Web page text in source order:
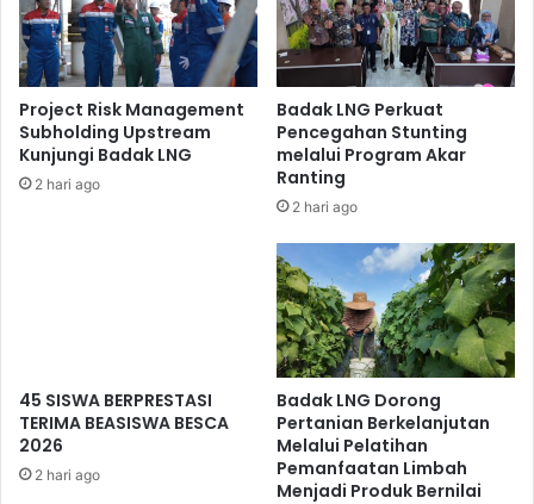
mengajak masyarakat menjaga kesehatan agar tetap bugar.
Busana khas karnaval dari siswa-siswi SMA Vidatra.
Semarak 45 Badak LNG juga dimeriahkan dengan
penampilan busana khas karnaval dari siswa-siswi SMA
Vidatra, serta pameran stan barang dan makanan.
Project Risk Management
Subholding Upstream
Kunjungi Badak LNG
2 hari ago
Badak LNG Perkuat
Pencegahan Stunting
melalui Program Akar
Ranting
2 hari ago
45 SISWA BERPRESTASI
TERIMA BEASISWA BESCA
2026
2 hari ago
Badak LNG Dorong
Pertanian Berkelanjutan
Melalui Pelatihan
Pemanfaatan Limbah
Menjadi Produk Bernilai